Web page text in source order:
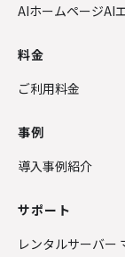
AIホームページAI
料金
ご利用料金
事例
導入事例紹介
サポート
レンタルサーバー